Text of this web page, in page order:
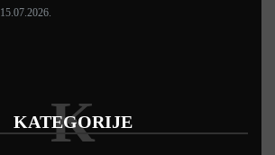
15.07.2026.
KATEGORIJE
K